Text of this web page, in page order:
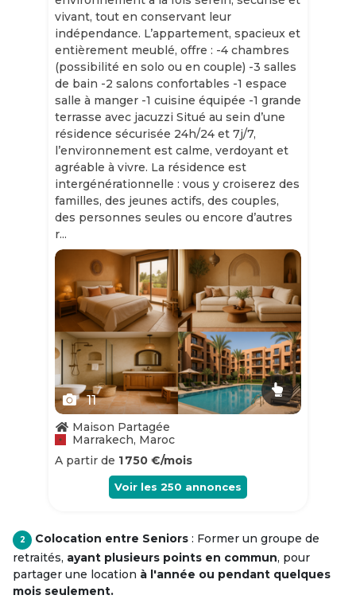
vivant, tout en conservant leur
indépendance. L’appartement, spacieux et
entièrement meublé, offre : -4 chambres
(possibilité en solo ou en couple) -3 salles
de bain -2 salons confortables -1 espace
salle à manger -1 cuisine équipée -1 grande
terrasse avec jacuzzi Situé au sein d’une
résidence sécurisée 24h/24 et 7j/7,
l’environnement est calme, verdoyant et
agréable à vivre. La résidence est
intergénérationnelle : vous y croiserez des
familles, des jeunes actifs, des couples,
des personnes seules ou encore d’autres
r...
Slide 1 of 11
11
Maison Partagée
Marrakech, Maroc
A partir de 1 750 €/mois
Voir les 250 annonces
2 Colocation entre Seniors : Former un groupe de
retraités, ayant plusieurs points en commun, pour
partager une location à l'année ou pendant quelques
mois seulement.